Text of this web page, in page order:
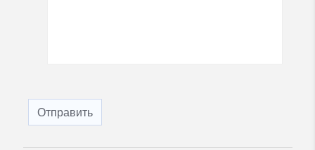
Отправить